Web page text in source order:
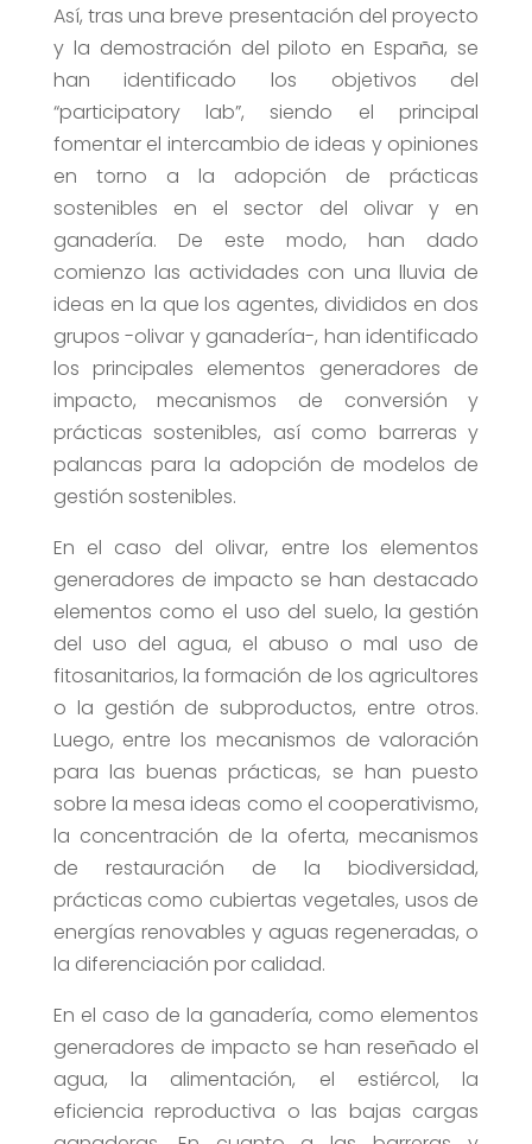
Así, tras una breve presentación del proyecto
y la demostración del piloto en España, se
han identificado los objetivos del
“participatory lab”, siendo el principal
fomentar el intercambio de ideas y opiniones
en torno a la adopción de prácticas
sostenibles en el sector del olivar y en
ganadería. De este modo, han dado
comienzo las actividades con una lluvia de
ideas en la que los agentes, divididos en dos
grupos -olivar y ganadería-, han identificado
los principales elementos generadores de
impacto, mecanismos de conversión y
prácticas sostenibles, así como barreras y
palancas para la adopción de modelos de
gestión sostenibles.
En el caso del olivar, entre los elementos
generadores de impacto se han destacado
elementos como el uso del suelo, la gestión
del uso del agua, el abuso o mal uso de
fitosanitarios, la formación de los agricultores
o la gestión de subproductos, entre otros.
Luego, entre los mecanismos de valoración
para las buenas prácticas, se han puesto
sobre la mesa ideas como el cooperativismo,
la concentración de la oferta, mecanismos
de restauración de la biodiversidad,
prácticas como cubiertas vegetales, usos de
energías renovables y aguas regeneradas, o
la diferenciación por calidad.
En el caso de la ganadería, como elementos
generadores de impacto se han reseñado el
agua, la alimentación, el estiércol, la
eficiencia reproductiva o las bajas cargas